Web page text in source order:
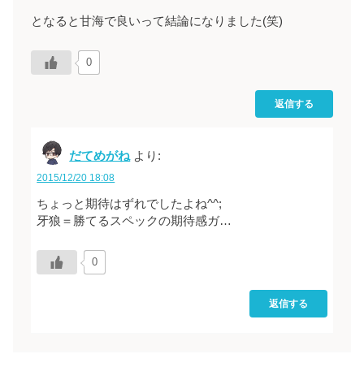
となると甘海で良いって結論になりました(笑)
0
返信する
だてめがね より:
2015/12/20 18:08
ちょっと期待はずれでしたよね^^;
牙狼＝勝てるスペックの期待感ガ…
0
返信する